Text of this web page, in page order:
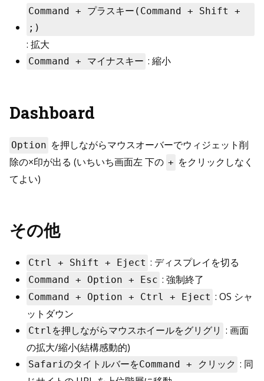
Command + プラスキー(Command + Shift +
;)
: 拡大
Command + マイナスキー : 縮小
Dashboard
Option を押しながらマウスオーバーでウィジェット削
除の×印が出る (いちいち画面左 下の + をクリックしなく
てよい)
その他
Ctrl + Shift + Eject : ディスプレイを切る
Command + Option + Esc : 強制終了
Command + Option + Ctrl + Eject : OS シャ
ットダウン
Ctrlを押しながらマウスホイールをグリグリ : 画面
の拡大/縮小(結構感動的)
SafariのタイトルバーをCommand + クリック : 同